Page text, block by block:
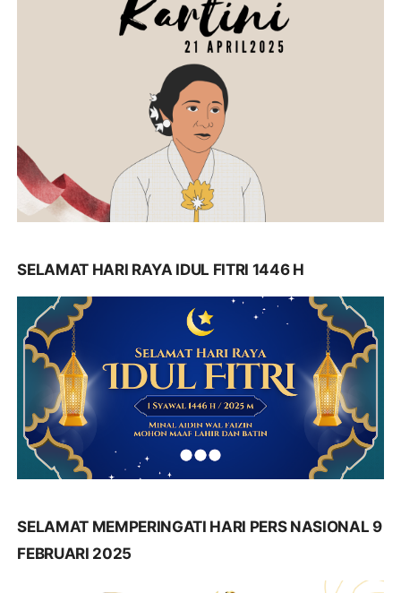
SELAMAT HARI RAYA IDUL FITRI 1446 H
SELAMAT MEMPERINGATI HARI PERS NASIONAL 9
FEBRUARI 2025